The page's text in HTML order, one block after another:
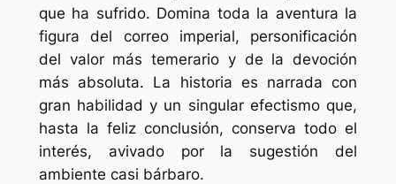
que ha sufrido. Domina toda la aventura la
figura del correo imperial, personificación
del valor más temerario y de la devoción
más absoluta. La historia es narrada con
gran habilidad y un singular efectismo que,
hasta la feliz conclusión, conserva todo el
interés, avivado por la sugestión del
ambiente casi bárbaro.